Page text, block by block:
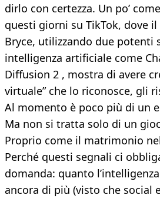
dirlo con certezza. Un po’
questi giorni su TikTok, dove
Bryce, utilizzando due potenti
intelligenza artificiale come
Diffusion 2 , mostra di avere
virtuale” che lo riconosce, gli
Al momento è poco più di un
Ma non si tratta solo di un
Proprio come il matrimonio
Perché questi segnali ci
domanda: quanto
ancora di più (visto che social